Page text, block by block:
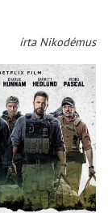
írta Nikodémus